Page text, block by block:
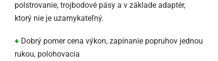
polstrovanie, trojbodové pásy a v základe adaptér,
ktorý nie je uzamykateľný.
+ Dobrý pomer cena výkon, zapínanie popruhov jednou
rukou, polohovacia